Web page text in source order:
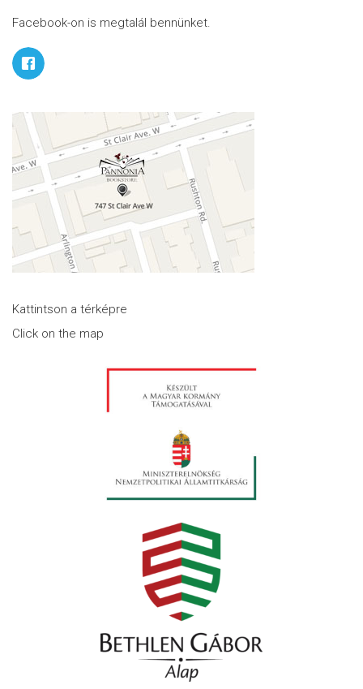
Facebook-on is megtalál bennünket.
Kattintson a térképre
Click on the map